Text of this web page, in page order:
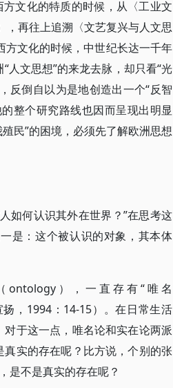
文化的特质的时候，从〈工业文
再往上追溯〈文艺复兴与人文思
文化的时候，中世纪长达一千年
人文思想”的来龙去脉，却只看“光
反倒自以为是地创造出一个“反智
整个研究路线也因而呈现出明显
民”的困境，必须先了解欧洲思想
如何认识其外在世界？”在思考这
是：这个被认识的对象，其本体
），一直存有“唯名
，1994：14-15）。在日常生活
于这一点，唯名论和实在论两派
实的存在呢？比方说，个别的张
是不是真实的存在呢？